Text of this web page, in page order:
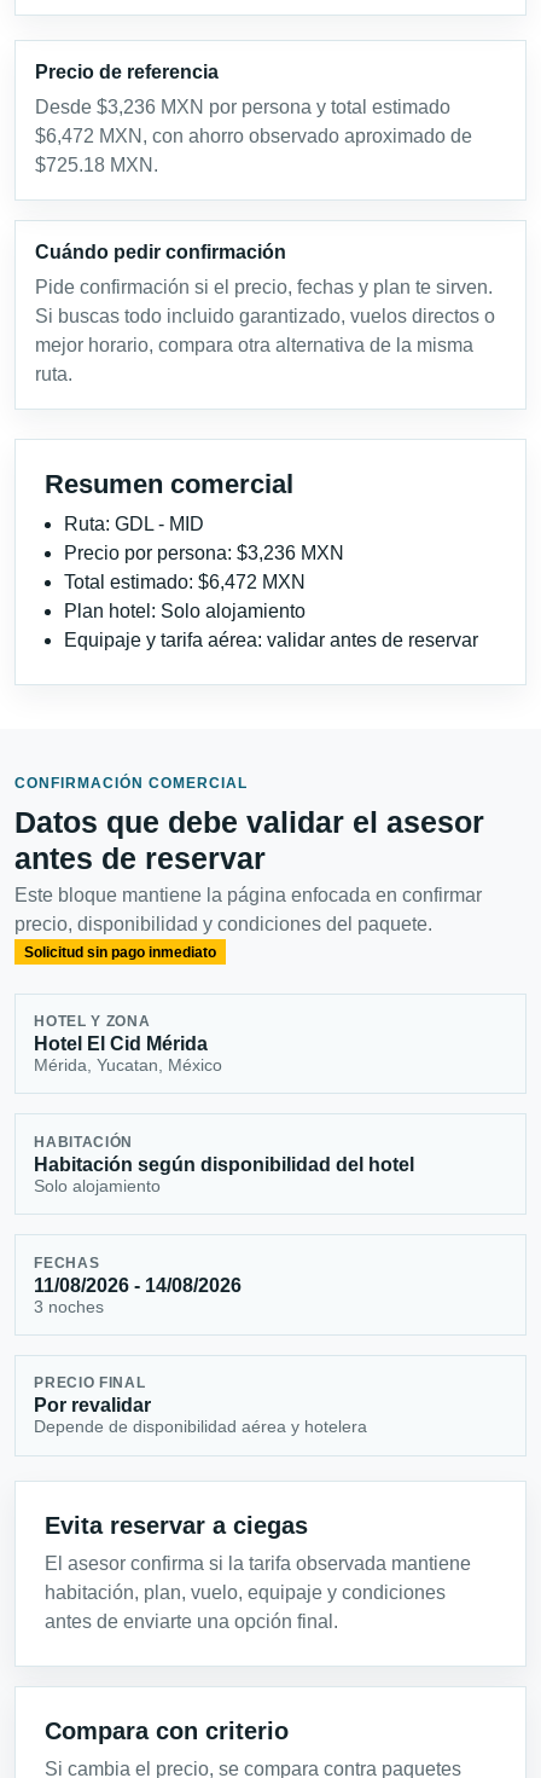
Precio de referencia
Desde $3,236 MXN por persona y total estimado
$6,472 MXN, con ahorro observado aproximado de
$725.18 MXN.
Cuándo pedir confirmación
Pide confirmación si el precio, fechas y plan te sirven.
Si buscas todo incluido garantizado, vuelos directos o
mejor horario, compara otra alternativa de la misma
ruta.
Resumen comercial
Ruta: GDL - MID
Precio por persona: $3,236 MXN
Total estimado: $6,472 MXN
Plan hotel: Solo alojamiento
Equipaje y tarifa aérea: validar antes de reservar
CONFIRMACIÓN COMERCIAL
Datos que debe validar el asesor
antes de reservar
Este bloque mantiene la página enfocada en confirmar
precio, disponibilidad y condiciones del paquete.
Solicitud sin pago inmediato
HOTEL Y ZONA
Hotel El Cid Mérida
Mérida, Yucatan, México
HABITACIÓN
Habitación según disponibilidad del hotel
Solo alojamiento
FECHAS
11/08/2026 - 14/08/2026
3 noches
PRECIO FINAL
Por revalidar
Depende de disponibilidad aérea y hotelera
Evita reservar a ciegas
El asesor confirma si la tarifa observada mantiene
habitación, plan, vuelo, equipaje y condiciones
antes de enviarte una opción final.
Compara con criterio
Si cambia el precio, se compara contra paquetes